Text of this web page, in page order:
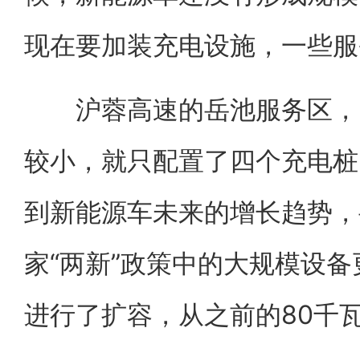
现在要加装充电设施，一些
沪蓉高速的岳池服务区，
较小，就只配置了四个充电
到新能源车未来的增长趋势
家“两新”政策中的大规模设
进行了扩容，从之前的80千